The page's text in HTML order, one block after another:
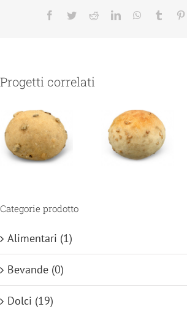
Facebook
TwitterRedditLinkedInWhatsApp
Tumblr
Progetti correlati
Categorie prodotto
Alimentari (1)
Bevande (0)
Dolci (19)